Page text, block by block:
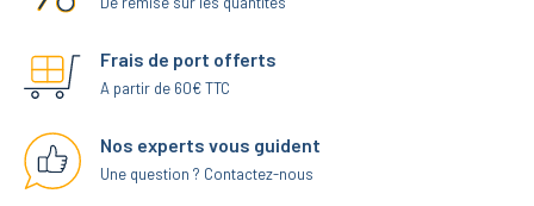
Frais de port offerts
A partir de 60€ TTC
Nos experts vous guident
Une question ? Contactez-nous